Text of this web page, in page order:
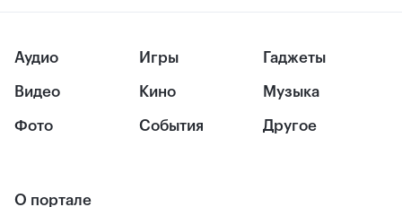
Аудио
Видео
Фото
Игры
Кино
События
Гаджеты
Музыка
Другое
О портале